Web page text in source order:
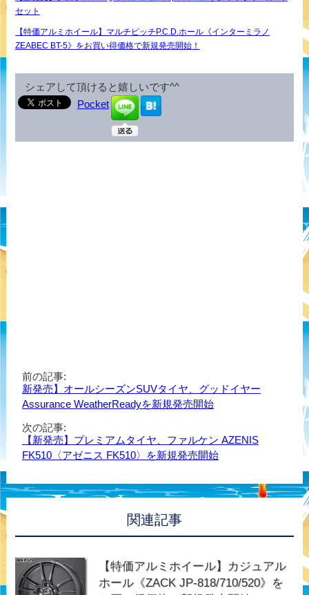
セット
【特価アルミホイール】マルチピッチP.C.D.ホール《インターミラノ
ZEABEC BT-5》をお買い得価格で新規発売開始！
シェアして頂けると嬉しいです^^
Pocket
前の記事:
新発売】オールシーズンSUVタイヤ、グッドイヤー
Assurance WeatherReadyを新規発売開始
次の記事:
【新発売】プレミアムタイヤ、ファルケン AZENIS
FK510〈アゼニス FK510〉を新規発売開始
関連記事
【特価アルミホイール】カジュアル
ホール《ZACK JP-818/710/520》を